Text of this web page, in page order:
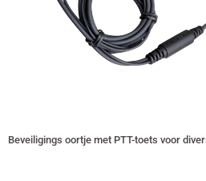
Beveiligings oortje met PTT-toets voor